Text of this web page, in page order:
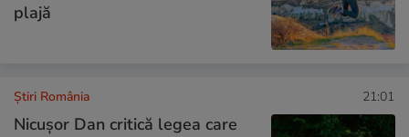
plajă
Știri România 21:01
Nicușor Dan critică legea care